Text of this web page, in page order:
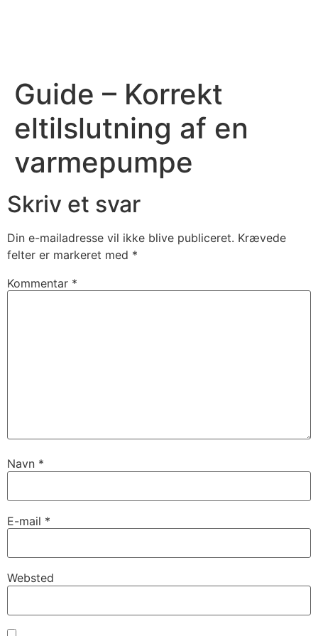
Guide – Korrekt
eltilslutning af en
varmepumpe
Skriv et svar
Din e-mailadresse vil ikke blive publiceret. Krævede
felter er markeret med *
Kommentar *
Navn *
E-mail *
Websted